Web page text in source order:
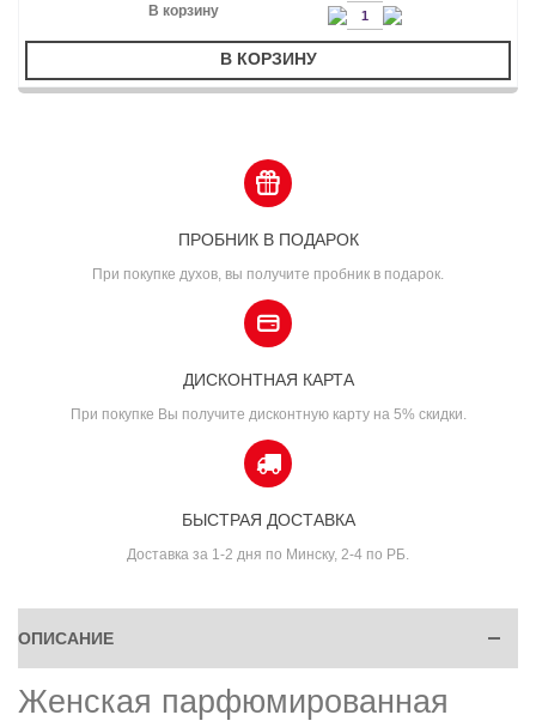
В КОРЗИНУ
ПРОБНИК В ПОДАРОК
При покупке духов, вы получите пробник в подарок.
ДИСКОНТНАЯ КАРТА
При покупке Вы получите дисконтную карту на 5% скидки.
БЫСТРАЯ ДОСТАВКА
Доставка за 1-2 дня по Минску, 2-4 по РБ.
ОПИСАНИЕ
Женская парфюмированная